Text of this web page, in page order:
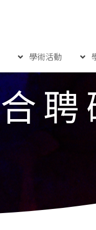
學術活動
合